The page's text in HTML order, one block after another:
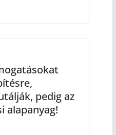
pedig az
alapanyag!